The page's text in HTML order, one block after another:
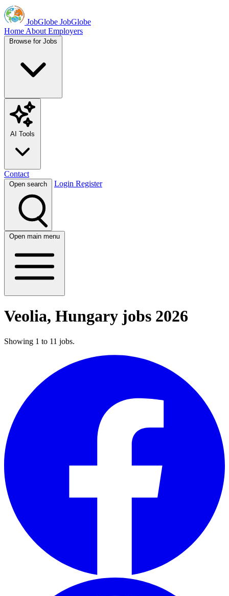
JobGlobe JobGlobe
Home About Employers
Browse for Jobs
AI Tools
Contact
Open search Login Register
Open main menu
Veolia, Hungary jobs 2026
Showing 1 to 11 jobs.